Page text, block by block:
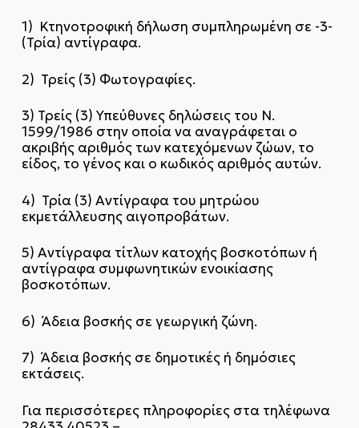
1) Κτηνοτροφική δήλωση συμπληρωμένη σε -3-
(Τρία) αντίγραφα.
2) Τρείς (3) Φωτογραφίες.
3) Τρείς (3) Υπεύθυνες δηλώσεις του Ν.
1599/1986 στην οποία να αναγράφεται ο
ακριβής αριθμός των κατεχόμενων ζώων, το
είδος, το γένος και ο κωδικός αριθμός αυτών.
4) Τρία (3) Αντίγραφα του μητρώου
εκμετάλλευσης αιγοπροβάτων.
5) Αντίγραφα τίτλων κατοχής βοσκοτόπων ή
αντίγραφα συμφωνητικών ενοικίασης
βοσκοτόπων.
6) Άδεια βοσκής σε γεωργική ζώνη.
7) Άδεια βοσκής σε δημοτικές ή δημόσιες
εκτάσεις.
Για περισσότερες πληροφορίες στα τηλέφωνα